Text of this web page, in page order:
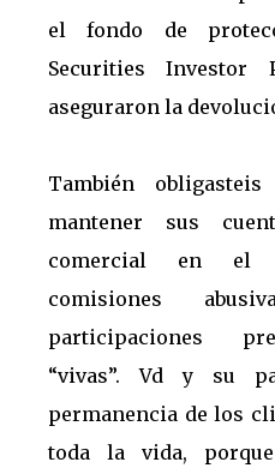
el fondo de
Securities Investor
aseguraron la
También
mantener sus
comercial en el
comisiones
participaciones
“vivas”. Vd y su
permanencia de los
toda la vida,